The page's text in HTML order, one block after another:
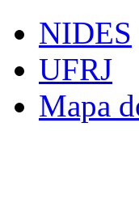
NIDES
UFRJ
Mapa